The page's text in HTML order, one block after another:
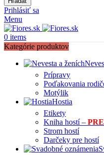
Prihlásiť sa
Menu
0 items
Kategórie produktov
Prípravy
Poďakovania
Motýlik
Hostia
Etikety
Kniha hostí –
Strom hostí
Darčeky pre hostí